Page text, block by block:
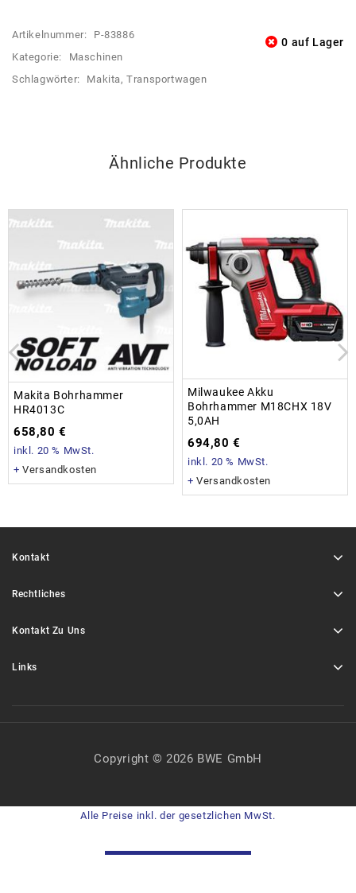
0 auf Lager
Artikelnummer:
P-83886
Kategorie:
Maschinen
Schlagwörter:
Makita,Transportwagen
Ähnliche Produkte
Makita Bohrhammer
HR4013C
658,80€
inkl. 20 % MwSt.
+Versandkosten
Milwaukee Akku
Bohrhammer M18CHX 18V
5,0AH
694,80€
inkl. 20 % MwSt.
+Versandkosten
Kontakt
Rechtliches
Kontakt Zu Uns
Links
Copyright © 2026 BWE GmbH
Alle Preise inkl. der gesetzlichen MwSt.